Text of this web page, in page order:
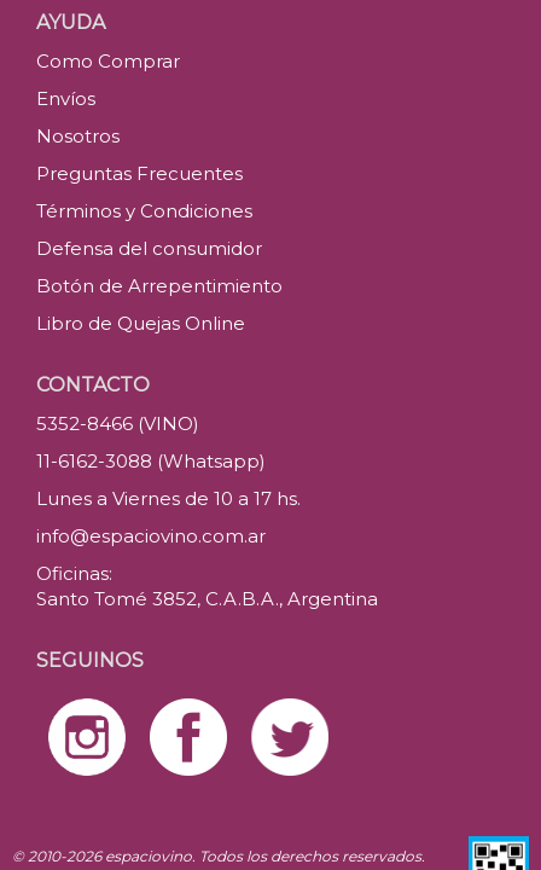
AYUDA
Como Comprar
Envíos
Nosotros
Preguntas Frecuentes
Términos y Condiciones
Defensa del consumidor
Botón de Arrepentimiento
Libro de Quejas Online
CONTACTO
5352-8466 (VINO)
11-6162-3088 (Whatsapp)
Lunes a Viernes de 10 a 17 hs.
info@espaciovino.com.ar
Oficinas:
Santo Tomé 3852, C.A.B.A., Argentina
SEGUINOS
© 2010-2026 espaciovino. Todos los derechos reservados.